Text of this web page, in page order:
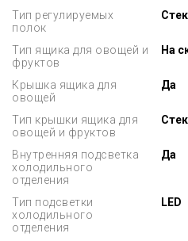
Тип регулируемых
полок
Тип ящика для овощей и
фруктов
На
Крышка ящика для
овощей
Да
Тип крышки ящика для
овощей и фруктов
Внутренняя подсветка
холодильного
отделения
Да
Тип подсветки
холодильного
отделения
LED